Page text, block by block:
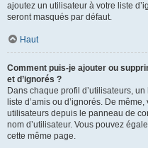
ajoutez un utilisateur à votre liste
seront masqués par défaut.
Haut
Comment puis-je ajouter ou
et d’ignorés ?
Dans chaque profil d’utilisateurs,
liste d’amis ou d’ignorés. De
utilisateurs depuis le panneau de
nom d’utilisateur. Vous pouvez
cette même page.